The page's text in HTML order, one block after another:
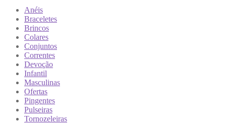
Anéis
Braceletes
Brincos
Colares
Conjuntos
Correntes
Devoção
Infantil
Masculinas
Ofertas
Pingentes
Pulseiras
Tornozeleiras